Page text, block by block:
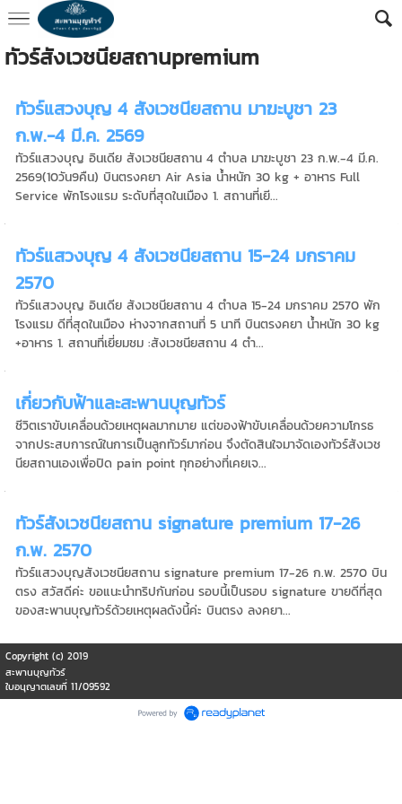
ทัวร์สังเวชนียสถานpremium
ทัวร์แสวงบุญ 4 สังเวชนียสถาน มาฆะบูชา 23
ก.พ.-4 มี.ค. 2569
ทัวร์แสวงบุญ อินเดีย สังเวชนียสถาน 4 ตำบล มาฆะบูชา 23 ก.พ.-4 มี.ค.
2569(10วัน9คืน) บินตรงคยา Air Asia น้ำหนัก 30 kg + อาหาร Full
Service พักโรงแรม ระดับที่สุดในเมือง 1. สถานที่เยี...
ทัวร์แสวงบุญ 4 สังเวชนียสถาน 15-24 มกราคม
2570
ทัวร์แสวงบุญ อินเดีย สังเวชนียสถาน 4 ตำบล 15-24 มกราคม 2570 พัก
โรงแรม ดีที่สุดในเมือง ห่างจากสถานที่ 5 นาที บินตรงคยา น้ำหนัก 30 kg
+อาหาร 1. สถานที่เยี่ยมชม :สังเวชนียสถาน 4 ตำ...
เกี่ยวกับฟ้าและสะพานบุญทัวร์
ชีวิตเราขับเคลื่อนด้วยเหตุผลมากมาย แต่ของฟ้าขับเคลื่อนด้วยความโกรธ
จากประสบการณ์ในการเป็นลูกทัวร์มาก่อน จึงตัดสินใจมาจัดเองทัวร์สังเวช
นียสถานเองเพื่อปิด pain point ทุกอย่างที่เคยเจ...
ทัวร์สังเวชนียสถาน signature premium 17-26
ก.พ. 2570
ทัวร์แสวงบุญสังเวชนียสถาน signature premium 17-26 ก.พ. 2570 บิน
ตรง สวัสดีค่ะ ขอแนะนำทริปกันก่อน รอบนี้เป็นรอบ signature ขายดีที่สุด
ของสะพานบุญทัวร์ด้วยเหตุผลดังนี้ค่ะ บินตรง ลงคยา...
Copyright (c) 2019
สะพานบุญทัวร์
ใบอนุญาตเลขที่ 11/09592